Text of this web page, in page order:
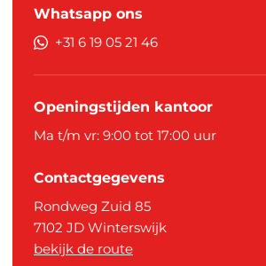
Whatsapp ons
+31 6 19 05 21 46
Openingstijden kantoor
Ma t/m vr: 9:00 tot 17:00 uur
Contactgegevens
Rondweg Zuid 85
7102 JD Winterswijk
bekijk de route